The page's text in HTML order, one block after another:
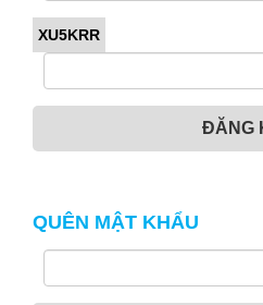
XU5KRR
ĐĂNG
QUÊN MẬT KHẨU